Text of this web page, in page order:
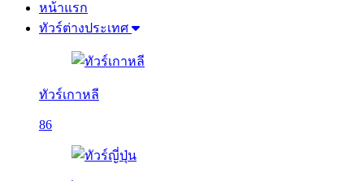
หน้าแรก
ทัวร์ต่างประเทศ
ทัวร์เกาหลี
86